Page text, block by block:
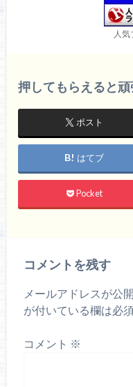
人
押してもらえると頑
ポスト
はてブ
Pocket
コメントを残す
メールアドレスが公
が付いている欄は必
コメント ※